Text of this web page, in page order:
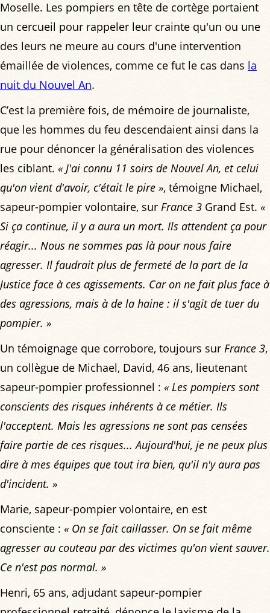
Moselle. Les pompiers en tête de cortège portaient
un cercueil pour rappeler leur crainte qu'un ou une
des leurs ne meure au cours d'une intervention
émaillée de violences, comme ce fut le cas dans la
nuit du Nouvel An.
C’est la première fois, de mémoire de journaliste,
que les hommes du feu descendaient ainsi dans la
rue pour dénoncer la généralisation des violences
les ciblant. « J'ai connu 11 soirs de Nouvel An, et celui
qu'on vient d'avoir, c'était le pire », témoigne Michael,
sapeur-pompier volontaire, sur France 3 Grand Est. «
Si ça continue, il y a aura un mort. Ils attendent ça pour
réagir... Nous ne sommes pas là pour nous faire
agresser. Il faudrait plus de fermeté de la part de la
Justice face à ces agissements. Car on ne fait plus face à
des agressions, mais à de la haine : il s'agit de tuer du
pompier. »
Un témoignage que corrobore, toujours sur France 3,
un collègue de Michael, David, 46 ans, lieutenant
sapeur-pompier professionnel : « Les pompiers sont
conscients des risques inhérents à ce métier. Ils
l'acceptent. Mais les agressions ne sont pas censées
faire partie de ces risques... Aujourd'hui, je ne peux plus
dire à mes équipes que tout ira bien, qu'il n'y aura pas
d'incident. »
Marie, sapeur-pompier volontaire, en est
consciente : « On se fait caillasser. On se fait même
agresser au couteau par des victimes qu'on vient sauver.
Ce n'est pas normal. »
Henri, 65 ans, adjudant sapeur-pompier